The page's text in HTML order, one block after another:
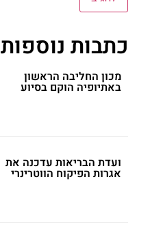
כתבות נוספות
מכון החליבה הראשון
באתיופיה הוקם בסיוע
ועדת הבריאות עדכנה את
אגרות הפיקוח הווטרינרי